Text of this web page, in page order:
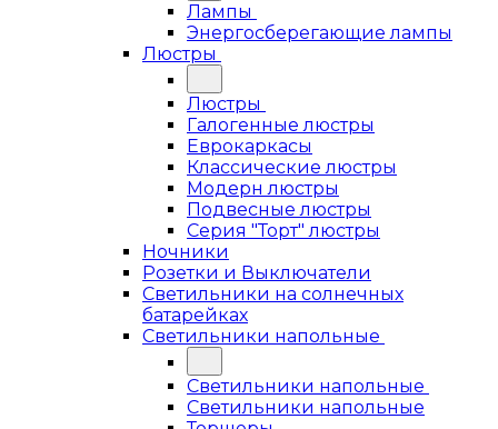
Лампы
Энергосберегающие лампы
Люстры
Люстры
Галогенные люстры
Еврокаркасы
Классические люстры
Модерн люстры
Подвесные люстры
Серия "Торт" люстры
Ночники
Розетки и Выключатели
Светильники на солнечных
батарейках
Светильники напольные
Светильники напольные
Светильники напольные